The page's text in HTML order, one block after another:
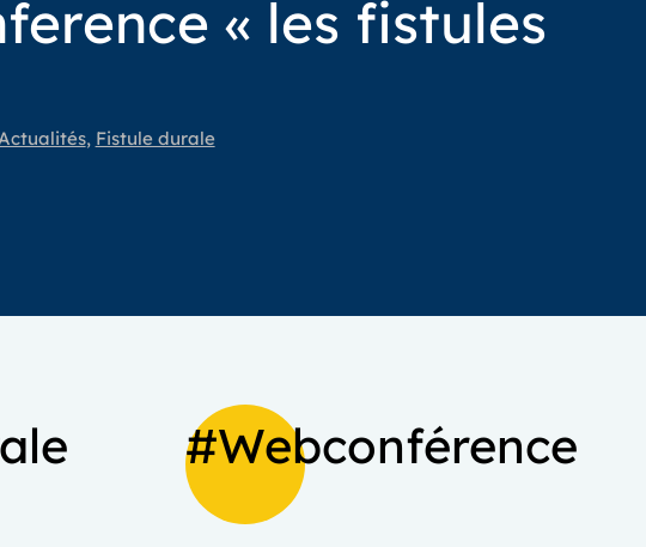
« les fistules
, Fistule durale
#Webconférence